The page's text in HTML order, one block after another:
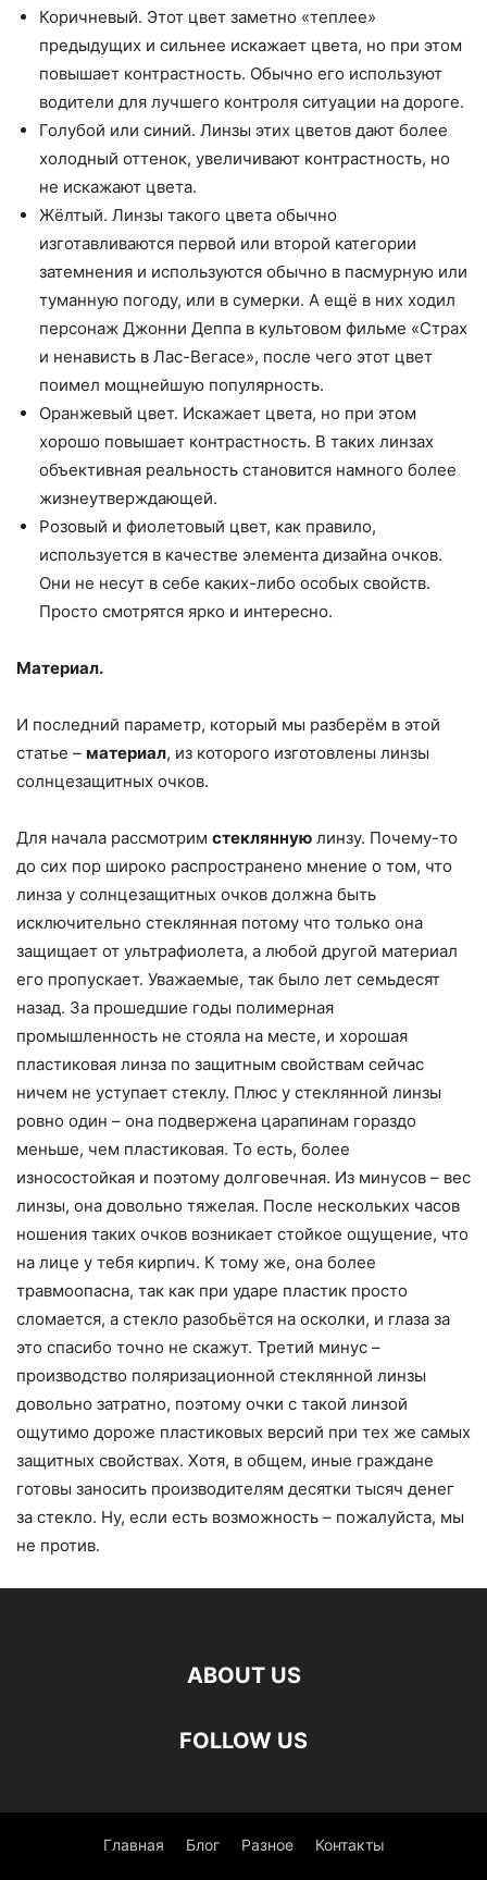
Коричневый. Этот цвет заметно «теплее»
предыдущих и сильнее искажает цвета, но при этом
повышает контрастность. Обычно его используют
водители для лучшего контроля ситуации на дороге.
Голубой или синий. Линзы этих цветов дают более
холодный оттенок, увеличивают контрастность, но
не искажают цвета.
Жёлтый. Линзы такого цвета обычно
изготавливаются первой или второй категории
затемнения и используются обычно в пасмурную или
туманную погоду, или в сумерки. А ещё в них ходил
персонаж Джонни Деппа в культовом фильме «Страх
и ненависть в Лас-Вегасе», после чего этот цвет
поимел мощнейшую популярность.
Оранжевый цвет. Искажает цвета, но при этом
хорошо повышает контрастность. В таких линзах
объективная реальность становится намного более
жизнеутверждающей.
Розовый и фиолетовый цвет, как правило,
используется в качестве элемента дизайна очков.
Они не несут в себе каких-либо особых свойств.
Просто смотрятся ярко и интересно.
Материал.
И последний параметр, который мы разберём в этой
статье – материал, из которого изготовлены линзы
солнцезащитных очков.
Для начала рассмотрим стеклянную линзу. Почему-то
до сих пор широко распространено мнение о том, что
линза у солнцезащитных очков должна быть
исключительно стеклянная потому что только она
защищает от ультрафиолета, а любой другой материал
его пропускает. Уважаемые, так было лет семьдесят
назад. За прошедшие годы полимерная
промышленность не стояла на месте, и хорошая
пластиковая линза по защитным свойствам сейчас
ничем не уступает стеклу. Плюс у стеклянной линзы
ровно один – она подвержена царапинам гораздо
меньше, чем пластиковая. То есть, более
износостойкая и поэтому долговечная. Из минусов – вес
линзы, она довольно тяжелая. После нескольких часов
ношения таких очков возникает стойкое ощущение, что
на лице у тебя кирпич. К тому же, она более
травмоопасна, так как при ударе пластик просто
сломается, а стекло разобьётся на осколки, и глаза за
это спасибо точно не скажут. Третий минус –
производство поляризационной стеклянной линзы
довольно затратно, поэтому очки с такой линзой
ощутимо дороже пластиковых версий при тех же самых
защитных свойствах. Хотя, в общем, иные граждане
готовы заносить производителям десятки тысяч денег
за стекло. Ну, если есть возможность – пожалуйста, мы
не против.
ABOUT US
FOLLOW US
Главная Блог Разное Контакты